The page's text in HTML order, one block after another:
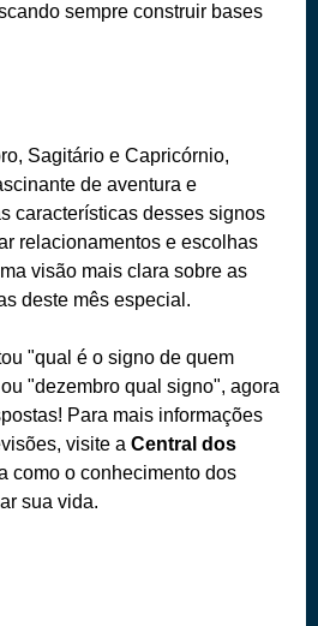
sempre construir bases
Sagitário e Capricórnio,
de aventura e
características desses signos
relacionamentos e escolhas
visão mais clara sobre as
deste mês especial.
"qual é o signo de quem
"dezembro qual signo", agora
Para mais informações
visite a Central dos
como o conhecimento dos
sua vida.